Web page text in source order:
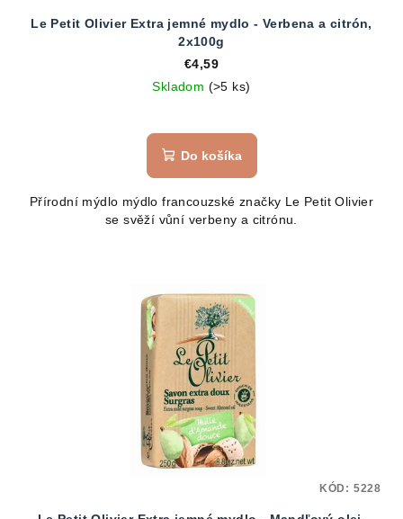
Le Petit Olivier Extra jemné mydlo - Verbena a citrón,
2x100g
€4,59
Skladom (>5 ks)
Do košíka
Přírodní mýdlo mýdlo francouzské značky Le Petit Olivier
se svěží vůní verbeny a citrónu.
KÓD: 5228